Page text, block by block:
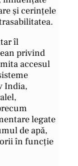
și cerințele
îl
privind
accesul
India,
legate
de apă,
în funcție